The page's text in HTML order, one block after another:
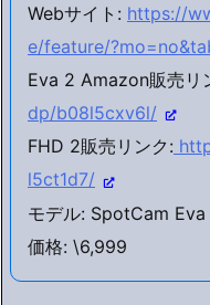
Webサイト: https://
e/feature/
Eva 2 Amazon販売リ
dp/b08l5cxv6l/
FHD 2販売リンク:
l5ct1d7/
モデル: SpotCam Eva
価格: \6,999